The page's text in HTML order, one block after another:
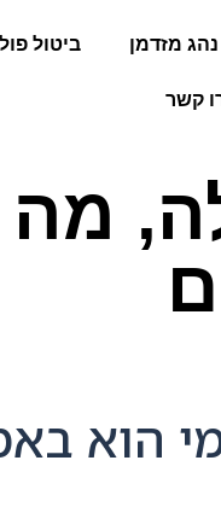
מזדמן ביטול
קשר
הוא